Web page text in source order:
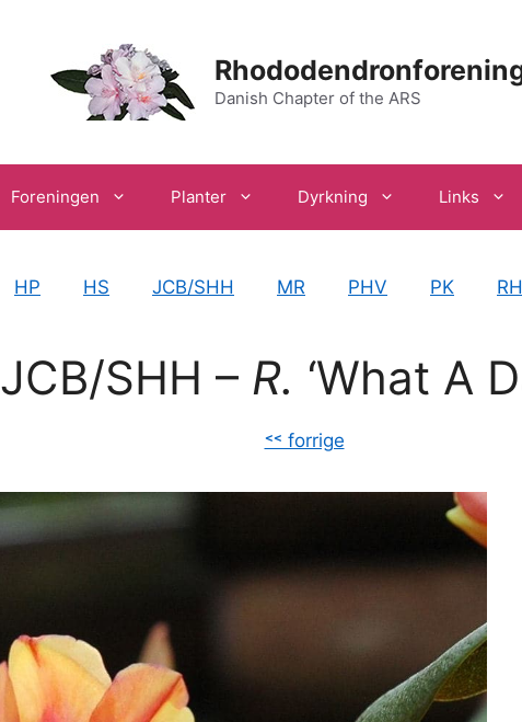
Danish Chapter of the ARS
Foreningen Planter Dyrkning Links
HP HS JCB/SHH MR PHV PK RH
JCB/SHH – R. ‘What A
˂˂ forrige